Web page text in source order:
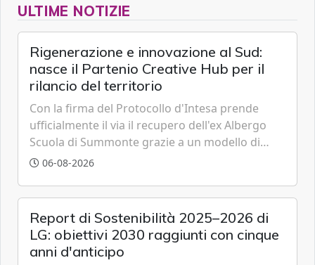
ULTIME NOTIZIE
Rigenerazione e innovazione al Sud:
nasce il Partenio Creative Hub per il
rilancio del territorio
Con la firma del Protocollo d'Intesa prende
ufficialmente il via il recupero dell'ex Albergo
Scuola di Summonte grazie a un modello di
partenariato pubblico-privato e a una rete di
06-08-2026
Report di Sostenibilità 2025–2026 di
LG: obiettivi 2030 raggiunti con cinque
anni d'anticipo